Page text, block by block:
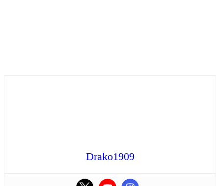
Drako1909